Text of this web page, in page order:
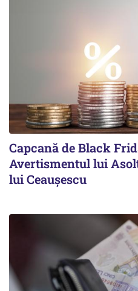
Capcană de Black
Avertismentul lui
lui Ceaușescu